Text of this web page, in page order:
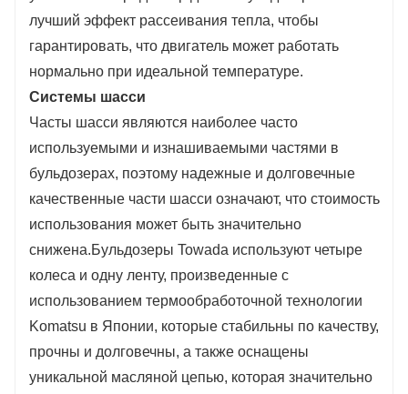
лучший эффект рассеивания тепла, чтобы
гарантировать, что двигатель может работать
нормально при идеальной температуре.
Системы шасси
Часты шасси являются наиболее часто
используемыми и изнашиваемыми частями в
бульдозерах, поэтому надежные и долговечные
качественные части шасси означают, что стоимость
использования может быть значительно
снижена.Бульдозеры Towada используют четыре
колеса и одну ленту, произведенные с
использованием термообработочной технологии
Komatsu в Японии, которые стабильны по качеству,
прочны и долговечны, а также оснащены
уникальной масляной цепью, которая значительно